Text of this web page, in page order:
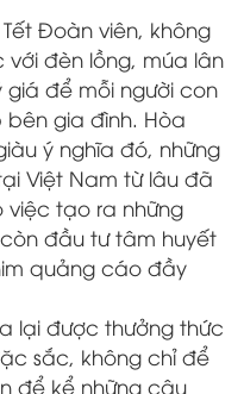
Đoàn viên, không
đèn lồng, múa lân
để mỗi người con
gia đình. Hòa
ý nghĩa đó, những
Việt Nam từ lâu đã
việc tạo ra những
đầu tư tâm huyết
quảng cáo đầy
lại được thưởng thức
sắc, không chỉ để
để kể những câu